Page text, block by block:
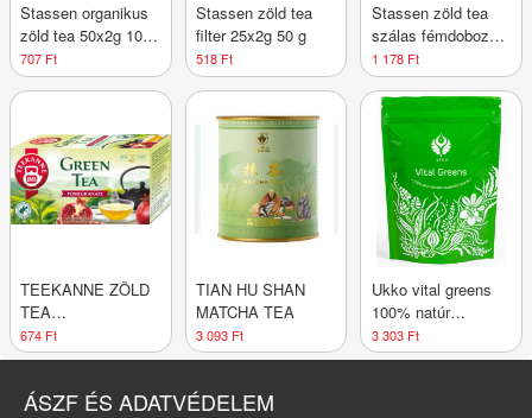
Stassen organikus
zöld tea 50x2g 100
g
707 Ft
Stassen zöld tea
filter 25x2g 50 g
518 Ft
Stassen zöld tea
szálas fémdobozos
100 g
1 178 Ft
TEEKANNE ZÖLD
TEA
GRÁNÁTALMÁS
674 Ft
TIAN HU SHAN
MATCHA TEA
3 093 Ft
Ukko vital greens
100% natúr
vitalizáló
szuperzöld
3 303 Ft
ÁSZF ÉS ADATVÉDELEM